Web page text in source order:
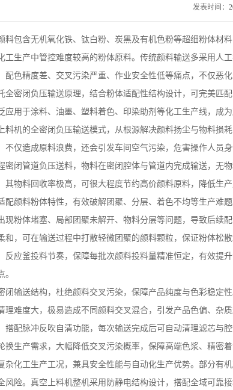
发表时间：
料包含无机氧化铁、钛白粉、炭黑及有机色粉等超细粉体材
工生产中管控难度较高的粉体原料。传统颜料输送多采用人
配色精度差、交叉污染严重、作业安全性低等痛点，不仅恶
全密闭负压输送原理，结合粉体适配性结构设计，可完美匹
应用于涂料、油墨、塑料着色、印染助剂等化工生产线，成
料机的全密闭负压输送模式，从根源解决颜料扬尘与物料损
不仅造成原料浪费，还会引发车间空气污染，危害操作人员
密闭管道负压送料，物料在密闭腔体与管道内完成输送，无
其物料回收率极高，可很大程度节约高价颜料原料，降低生
配颜料粉体特性，有效破解团聚、分层、着色不均等生产难
现粉体堵塞、局部团聚未解开、物料分层等问题，导致后续
和，可在输送过程中打散轻微团聚的颜料颗粒，保证粉体松
反应釜投料节奏，保障每批次颜料投料量精准恒定，有效提
。
闭输送结构，杜绝颜料交叉污染，保障产品纯度与色彩稳定
理难度大，极易造成不同颜料交叉混合，引发产品色偏、杂
搭配脉冲反吹自清功能，每次输送完成后可自动清理滤芯与
换生产需求，大幅降低交叉污染概率，保障高端色浆、精密
杂化工生产工况，兼具安全性能与自动化生产优势。部分有
风险。真空上料机整机采用防静电结构设计，搭配全域可靠